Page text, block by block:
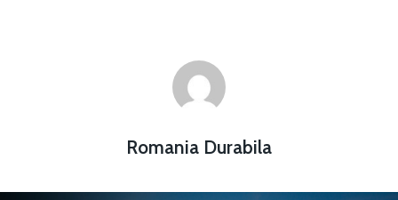
Romania Durabila